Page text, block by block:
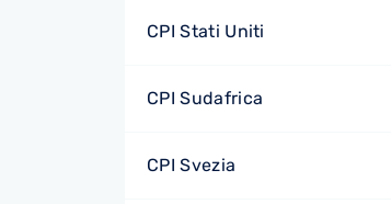
CPI Stati Uniti
CPI Sudafrica
CPI Svezia